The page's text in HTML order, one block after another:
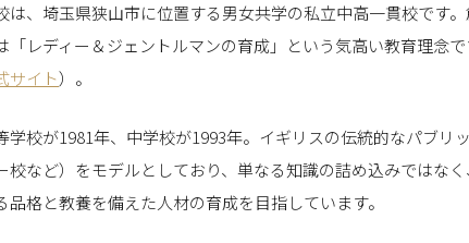
は、埼玉県狭山市に位置する男女共学の私立中高一貫校です
「レディー＆ジェントルマンの育成」という気高い教育理念で
サイト）。
学校が1981年、中学校が1993年。イギリスの伝統的なパブリ
校など）をモデルとしており、単なる知識の詰め込みではな
品格と教養を備えた人材の育成を目指しています。